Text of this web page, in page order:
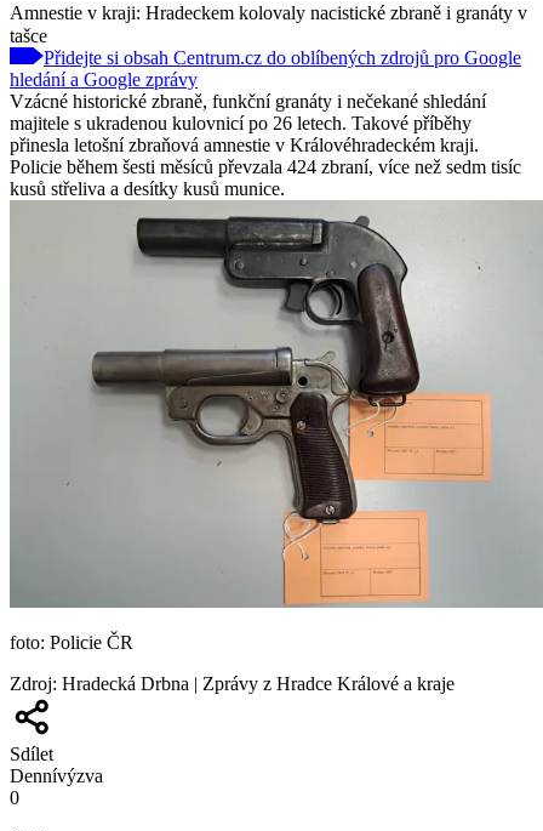
Amnestie v kraji: Hradeckem kolovaly nacistické zbraně i granáty v
tašce
Přidejte si obsah Centrum.cz do oblíbených zdrojů pro Google
hledání a Google zprávy
Vzácné historické zbraně, funkční granáty i nečekané shledání
majitele s ukradenou kulovnicí po 26 letech. Takové příběhy
přinesla letošní zbraňová amnestie v Královéhradeckém kraji.
Policie během šesti měsíců převzala 424 zbraní, více než sedm tisíc
kusů střeliva a desítky kusů munice.
foto: Policie ČR
Zdroj: Hradecká Drbna | Zprávy z Hradce Králové a kraje
Sdílet
Dennívýzva
0